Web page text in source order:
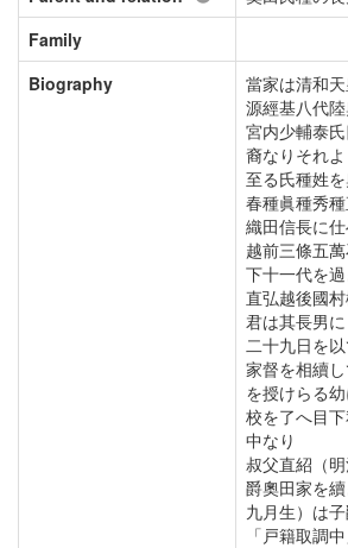
Family
Biography
當家は清和
源經基八代
宮内少輔泰
裔なりそれ
至る氏種姓
春種眞種秀
織田信長に
越前三條五
下十一代を
直弘越後國
君は其長男
二十九日を
家督を相續
を授けらる
校を了へ目
中なり
叔父直紹（
爵奧田家を
九月生）は
「戸籍取調中